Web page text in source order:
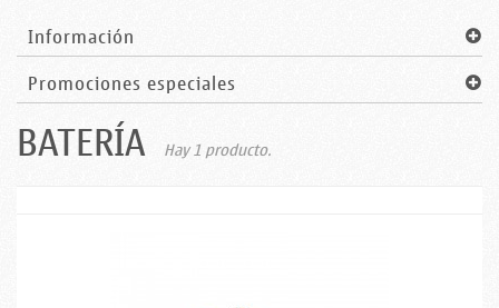
Información
Promociones especiales
BATERÍA Hay 1 producto.